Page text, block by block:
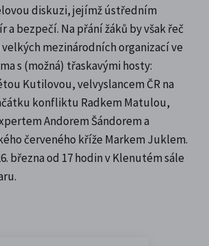
diskuzi, jejímž ústředním
bezpečí. Na přání žáků by však řeč
mezinárodních organizací ve
s (možná) třaskavými hosty:
Kutilovou, velvyslancem ČR na
konfliktu Radkem Matulou,
Andorem Šándorem a
červeného kříže Markem Juklem.
března od 17 hodin v Klenutém sále